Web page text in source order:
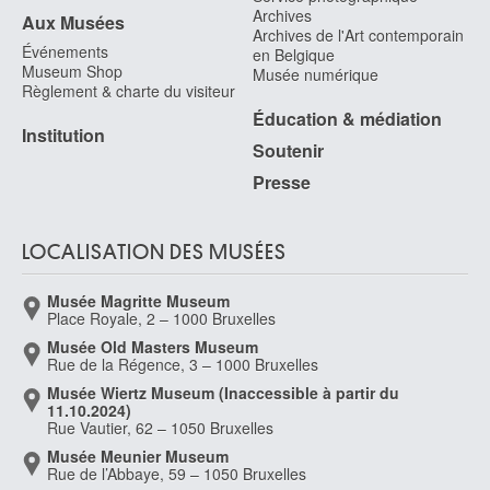
Ecole espagnole, Castille
première moitié XVIe siècle
Ecole Flamande
Ecole française
deuxième quart XIVe siècle
vers 1500
Ecole française
fin XVIe - début XVIIe siècle
Ecole française
premier quart XVIe siècle
Ecole française
deuxième quart XVIe siècle
Aux Musées
Événements
Museum Shop
Règlement & charte du visiteur
Institution
Archives
Archives de l'Art contemporain
en Belgique
Musée numérique
Éducation & médiation
Soutenir
Presse
LOCALISATION DES MUSÉES
Musée Magritte Museum
Place Royale, 2 – 1000 Bruxelles
Musée Old Masters Museum
Rue de la Régence, 3 – 1000 Bruxelles
Musée Wiertz Museum (Inaccessible à partir du
11.10.2024)
Rue Vautier, 62 – 1050 Bruxelles
Musée Meunier Museum
Rue de l’Abbaye, 59 – 1050 Bruxelles